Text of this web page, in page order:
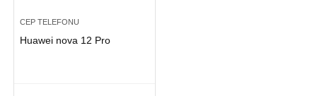
CEP TELEFONU
Huawei nova 12 Pro